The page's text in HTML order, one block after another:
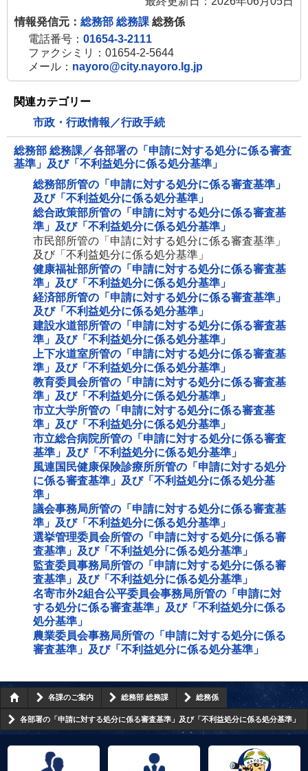
情報発信元： 総務部 総務課 総務係
電話番号： 01654-3-2111
ファクシミリ：01654-2-5644
メール： nayoro@city.nayoro.lg.jp
関連カテゴリー
市政・行政情報／行政手続
総務部 総務課／各部署の「申請に対する処分に係る審査
基準」及び「不利益処分に係る処分基準」
総務部所管の「申請に対する処分に係る審査基準」
及び「不利益処分に係る処分基準」
総合政策部所管の「申請に対する処分に係る審査基
準」及び「不利益処分に係る処分基準」
市民部所管の「申請に対する処分に係る審査基準」
及び「不利益処分に係る処分基準」
健康福祉部所管の「申請に対する処分に係る審査基
準」及び「不利益処分に係る処分基準」
経済部所管の「申請に対する処分に係る審査基準」
及び「不利益処分に係る処分基準」
建設水道部所管の「申請に対する処分に係る審査基
準」及び「不利益処分に係る処分基準」
上下水道室所管の「申請に対する処分に係る審査基
準」及び「不利益処分に係る処分基準」
教育委員会所管の「申請に対する処分に係る審査基
準」及び「不利益処分に係る処分基準」
市立大学所管の「申請に対する処分に係る審査基
準」及び「不利益処分に係る処分基準」
市立総合病院所管の「申請に対する処分に係る審査
基準」及び「不利益処分に係る処分基準」
風連国民健康保険診療所所管の「申請に対する処分
に係る審査基準」及び「不利益処分に係る処分基
準」
議会事務局所管の「申請に対する処分に係る審査基
準」及び「不利益処分に係る処分基準」
選挙管理委員会所管の「申請に対する処分に係る審
査基準」及び「不利益処分に係る処分基準」
監査委員事務局所管の「申請に対する処分に係る審
査基準」及び「不利益処分に係る処分基準」
名寄市外2組合公平委員会事務局所管の「申請に対
する処分に係る審査基準」及び「不利益処分に係る
処分基準」
農業委員会事務局所管の「申請に対する処分に係る
審査基準」及び「不利益処分に係る処分基準」
各課のご案内 総務部 総務課 総務係
各部署の「申請に対する処分に係る審査基準」及び「不利益処分に係る処分基準」